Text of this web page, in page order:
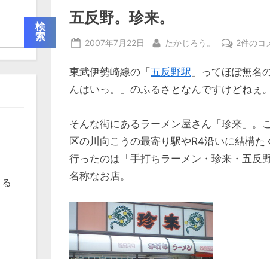
五反野。珍来。
Posted
2007年7月22日 By
たかじろう。
五
野。
珍
へ
の
2件のコ
東武伊勢崎線の「 五反野駅 」ってほぽ無名
んはいっ。」のふるさとなんですけどねぇ。
そんな街にあるラーメン屋さん「珍来」。
区の川向こうの最寄り駅やR4沿いに結構
行ったのは「手打ちラーメン・珍来・五反
名称なお店。
検
索